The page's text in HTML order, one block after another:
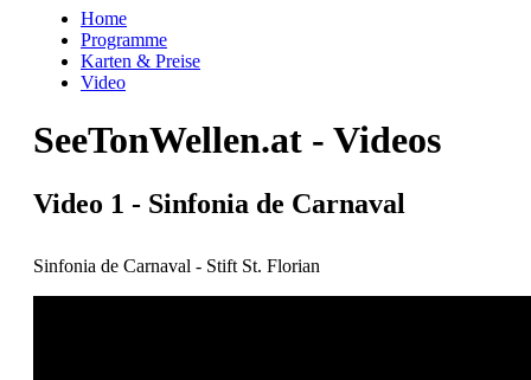
Home
Programme
Karten & Preise
Video
SeeTonWellen.at - Videos
Video 1 - Sinfonia de Carnaval
Sinfonia de Carnaval - Stift St. Florian